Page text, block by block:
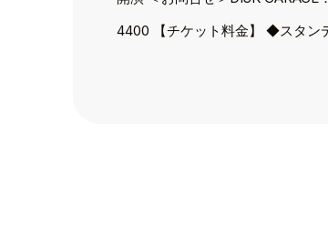
TOPICS4400 【チケット料金】 ◆スタン